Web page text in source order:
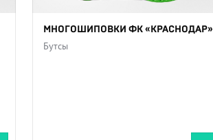
МНОГОШИПОВКИ ФК «КРАСНОДАР»
Бутсы